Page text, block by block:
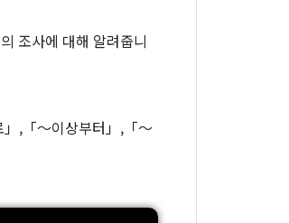
조사에 대해 알려줍니
,「～이상부터」,「～